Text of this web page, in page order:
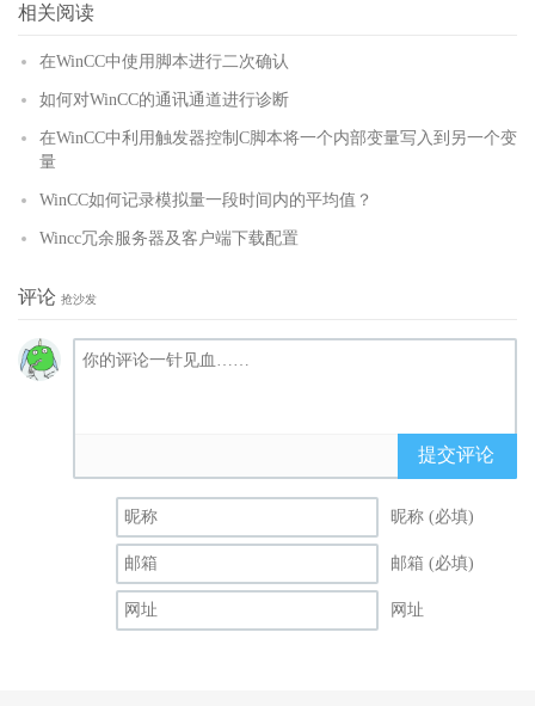
相关阅读
在WinCC中使用脚本进行二次确认
如何对WinCC的通讯通道进行诊断
在WinCC中利用触发器控制C脚本将一个内部变量写入到另一个变
量
WinCC如何记录模拟量一段时间内的平均值？
Wincc冗余服务器及客户端下载配置
评论 抢沙发
提交评论
昵称 (必填)
邮箱 (必填)
网址